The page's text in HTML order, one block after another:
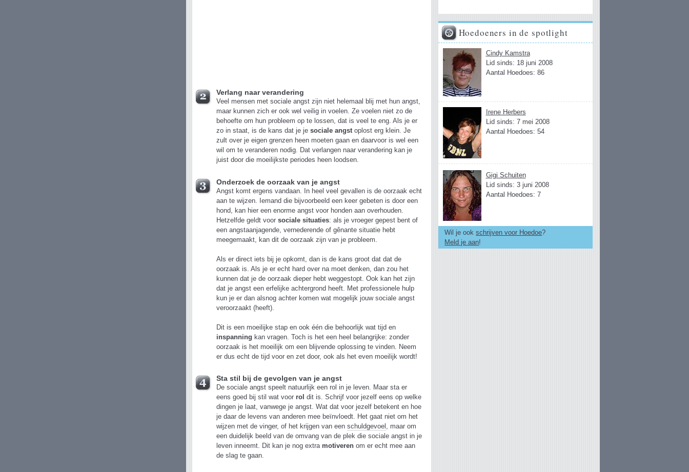
Verlang naar verandering
Veel mensen met sociale angst zijn niet helemaal blij met hun angst,
maar kunnen zich er ook wel veilig in voelen. Ze voelen niet zo de
behoefte om hun probleem op te lossen, dat is veel te eng. Als je er
zo in staat, is de kans dat je jesociale angstoplost erg klein. Je
zult over je eigen grenzen heen moeten gaan en daarvoor is wel een
wil om te veranderen nodig. Dat verlangen naar verandering kan je
juist door die moeilijkste periodes heen loodsen.
Onderzoek de oorzaak van je angst
Angst komt ergens vandaan. In heel veel gevallen is de oorzaak echt
aan te wijzen. Iemand die bijvoorbeeld een keer gebeten is door een
hond, kan hier een enorme angst voor honden aan overhouden.
Hetzelfde geldt voorsociale situaties: als je vroeger gepest bent of
een angstaanjagende, vernederende of gênante situatie hebt
meegemaakt, kan dit de oorzaak zijn van je probleem.
Als er direct iets bij je opkomt, dan is de kans groot dat dat de
oorzaak is. Als je er echt hard over na moet denken, dan zou het
kunnen dat je de oorzaak dieper hebt weggestopt. Ook kan het zijn
dat je angst een erfelijke achtergrond heeft. Met professionele hulp
kun je er dan alsnog achter komen wat mogelijk jouw sociale angst
veroorzaakt (heeft).
Dit is een moeilijke stap en ook één die behoorlijk wat tijd en
inspanning kan vragen. Toch is het een heel belangrijke: zonder
oorzaak is het moeilijk om een blijvende oplossing te vinden. Neem
er dus echt de tijd voor en zet door, ook als het even moeilijk wordt!
Sta stil bij de gevolgen van je angst
De sociale angst speelt natuurlijk een rol in je leven. Maar sta er
eens goed bij stil wat voor rol dit is. Schrijf voor jezelf eens op welke
dingen je laat, vanwege je angst. Wat dat voor jezelf betekent en hoe
je daar de levens van anderen mee beïnvloedt. Het gaat niet om het
wijzen met de vinger, of het krijgen van eenschuldgevoel , maar om
een duidelijk beeld van de omvang van de plek die sociale angst in je
leven inneemt. Dit kan je nog extra motiveren om er echt mee aan
de slag te gaan.
Hoedoeners in de spotlight
Cindy Kamstra
Lid sinds: 18 juni 2008
Aantal Hoedoes: 86
Irene Herbers
Lid sinds: 7 mei 2008
Aantal Hoedoes: 54
Gigi Schuiten
Lid sinds: 3 juni 2008
Aantal Hoedoes: 7
Wil je ookschrijven voor Hoedoe?
Meld je aan!